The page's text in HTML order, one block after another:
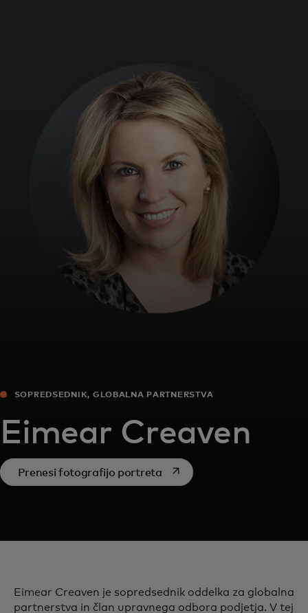
Za svet
Za inovatorje
Novice in trendi
SOPREDSEDNIK, GLOBALNA PARTNERSTVA
Eimear Creaven
Prenesi fotografijo portretaopens in a new tab
Eimear Creaven je sopredsednik oddelka za globalna
partnerstva in član upravnega odbora podjetja. V tej